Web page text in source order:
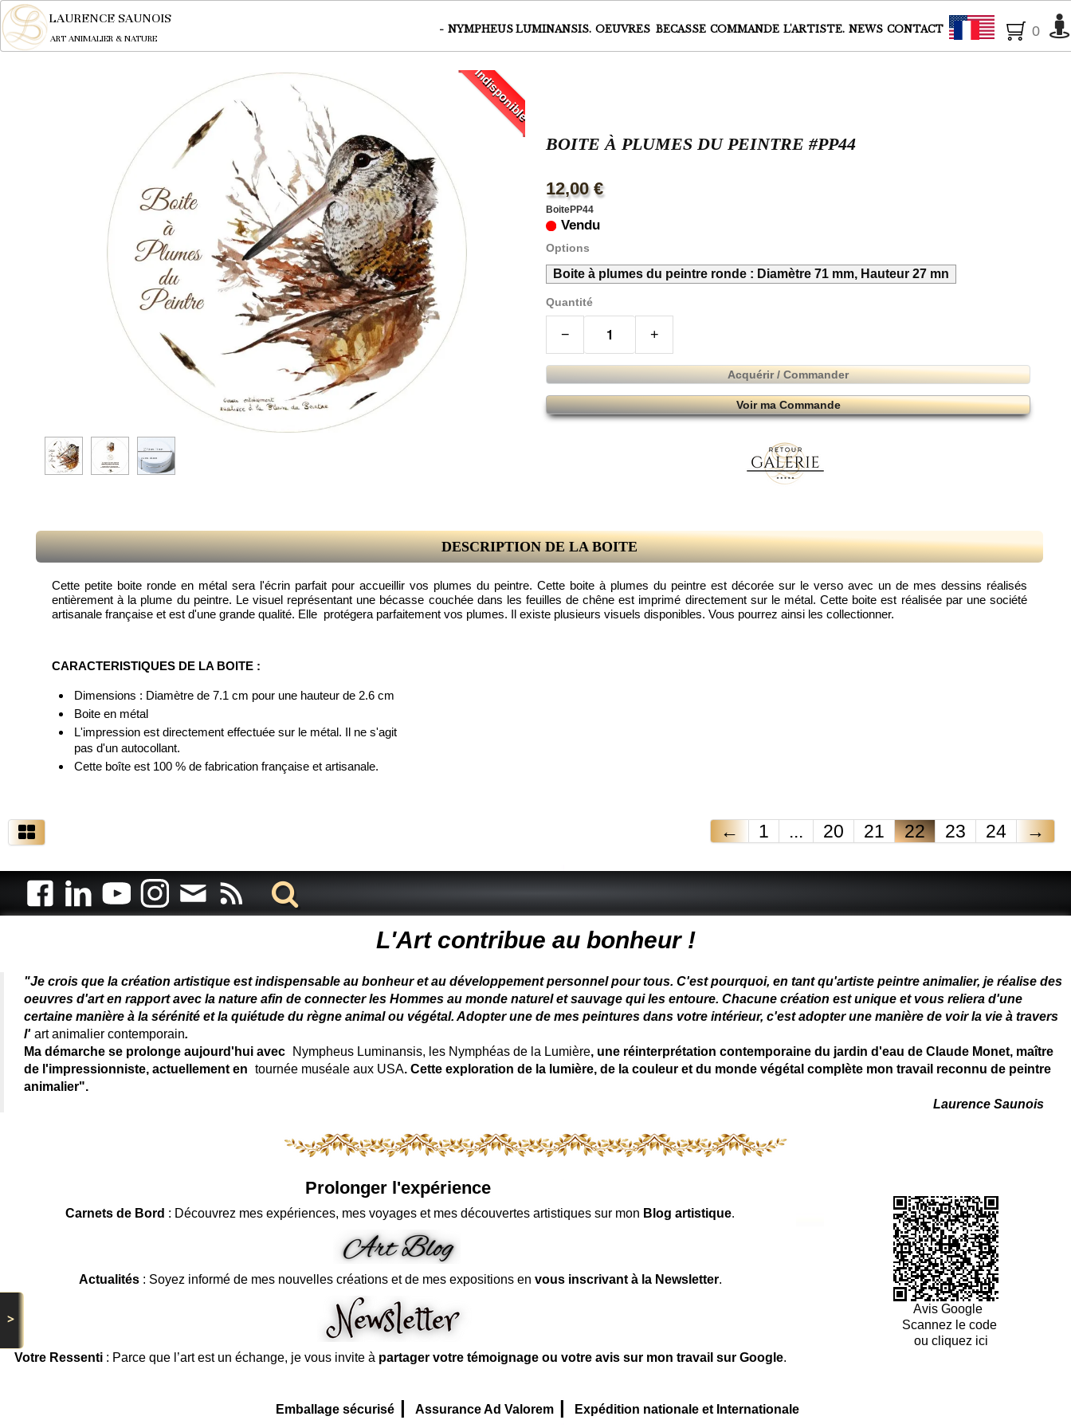
LAURENCE SAUNOIS
ART ANIMALIER & NATURE
- NYMPHEUS LUMINANSIS. OEUVRES BECASSE COMMANDE L'ARTISTE. NEWS CONTACT Français
0
>
Indisponible
BOITE À PLUMES DU PEINTRE #PP44
12,00 €
BoitePP44
Vendu
Options
Boite à plumes du peintre ronde : Diamètre 71 mm, Hauteur 27 mn
Quantité
− +
Acquérir / Commander
Voir ma Commande
DESCRIPTION DE LA BOITE
Cette petite boite ronde en métal sera l'écrin parfait pour accueillir vos plumes du peintre. Cette boite à plumes du peintre est décorée sur le verso avec un de mes dessins réalisés
entièrement à la plume du peintre. Le visuel représentant une bécasse couchée dans les feuilles de chêne est imprimé directement sur le métal. Cette boite est réalisée par une société
artisanale française et est d'une grande qualité. Elle protégera parfaitement vos plumes. Il existe plusieurs visuels disponibles. Vous pourrez ainsi les collectionner.
CARACTERISTIQUES DE LA BOITE :
Dimensions : Diamètre de 7.1 cm pour une hauteur de 2.6 cm
Boite en métal
L'impression est directement effectuée sur le métal. Il ne s'agit
pas d'un autocollant.
Cette boîte est 100 % de fabrication française et artisanale.
← 1 ... 20 21 22 23 24 →
L'Art contribue au bonheur !
"Je crois que la création artistique est indispensable au bonheur et au développement personnel pour tous. C'est pourquoi, en tant qu'artiste peintre animalier, je réalise des
oeuvres d'art en rapport avec la nature afin de connecter les Hommes au monde naturel et sauvage qui les entoure. Chacune création est unique et vous reliera d'une
certaine manière à la sérénité et la quiétude du règne animal ou végétal. Adopter une de mes peintures dans votre intérieur, c'est adopter une manière de voir la vie à travers
l' art animalier contemporain.
Ma démarche se prolonge aujourd'hui avec
Nympheus Luminansis, les Nymphéas de la Lumière, une réinterprétation contemporaine du jardin d'eau de Claude Monet, maître
de l'impressionniste, actuellement en tournée muséale aux USA. Cette exploration de la lumière, de la couleur et du monde végétal complète mon travail reconnu de peintre
animalier".
Laurence Saunois
Prolonger l'expérience
Carnets de Bord : Découvrez mes expériences, mes voyages et mes découvertes artistiques sur mon Blog artistique.
Actualités: Soyez informé de mes nouvelles créations et de mes expositions en vous inscrivant à la Newsletter.
Votre Ressenti: Parce que l’art est un échange, je vous invite à partager votre témoignage ou votre avis sur mon travail sur Google.
Avis Google
Scannez le code
ou cliquez ici
Emballage sécurisé | Assurance Ad Valorem | Expédition nationale et Internationale